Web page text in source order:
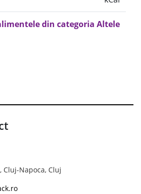
din categoria Altele
Cluj-Napoca, Cluj